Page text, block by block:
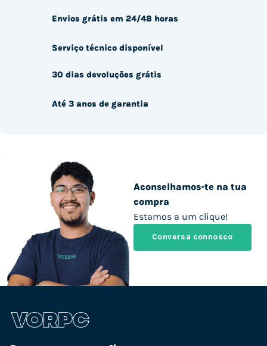
Aconselhamos-te na tua
compra
Estamos a um clique!
Conversa connosco
Envios grátis em 24/48 horas
Serviço técnico disponível
30 dias devoluções grátis
Até 3 anos de garantia